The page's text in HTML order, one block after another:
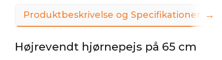
Produktbeskrivelse og Specifikationer
Højrevendt hjørnepejs på 65 cm
→